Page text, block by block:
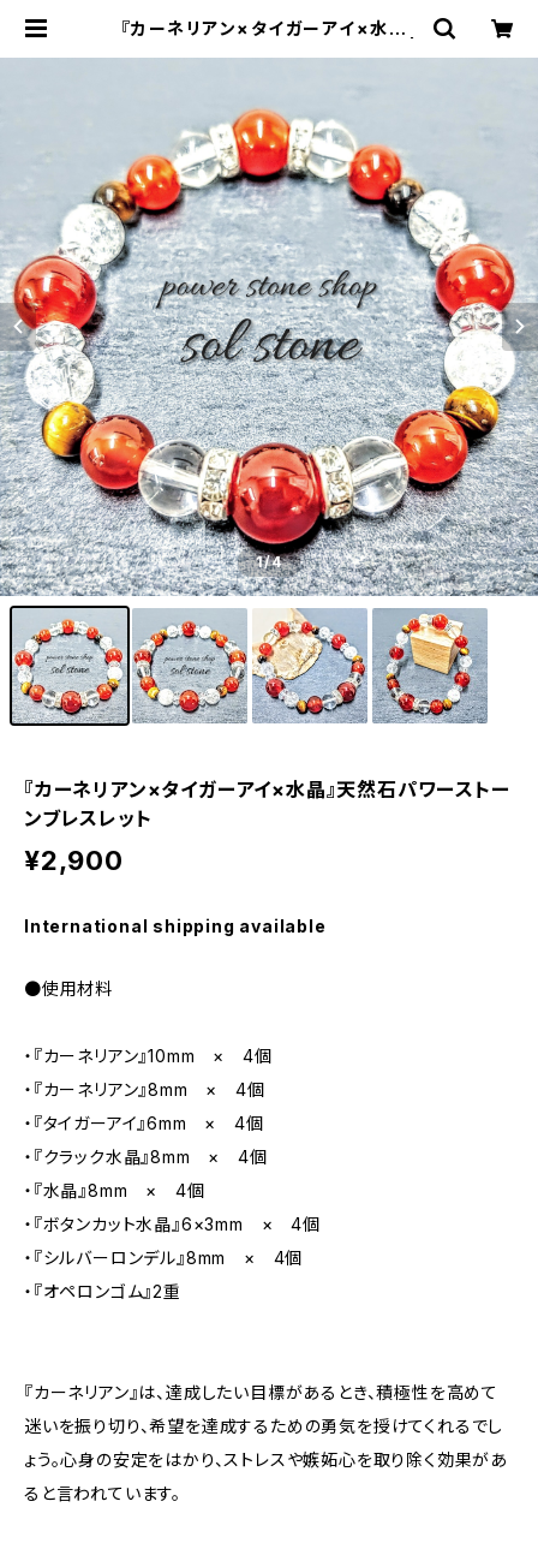
『カーネリアン×タイガーアイ×水晶』
1/4
『カーネリアン×タイガーアイ×水晶』天然石パワーストー
ンブレスレット
¥2,900
International shipping available
●使用材料
・『カーネリアン』10mm × 4個
・『カーネリアン』8mm × 4個
・『タイガーアイ』6mm × 4個
・『クラック水晶』8mm × 4個
・『水晶』8mm × 4個
・『ボタンカット水晶』6×3mm × 4個
・『シルバーロンデル』8mm × 4個
・『オペロンゴム』2重
『カーネリアン』は、達成したい目標があるとき、積極性を高めて
迷いを振り切り、希望を達成するための勇気を授けてくれるでし
ょう。心身の安定をはかり、ストレスや嫉妬心を取り除く効果があ
ると言われています。